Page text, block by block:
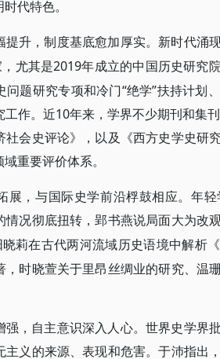
代特色。
提升，制度基底愈加厚实。新时代涌
尤其是2019年成立的中国历史研究
题研究专项和冷门“绝学”扶持计划
作。近10年来，学界不少期刊和集
会史评论》，以及《西方史学史研
重要评价体系。
展，与国际史学前沿桴鼓相应。年
情况彻底扭转，郢书燕说局面大为改
莉在古代两河流域历史语境中解析
时晓萱关于里昂丝绸业的研究、温
强，自主意识深入人心。世界史学界
主义的来源、表现和危害。于沛指出